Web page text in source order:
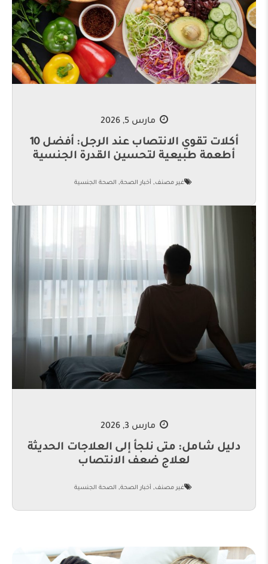
مارس 5, 2026
أكلات تقوي الانتصاب عند الرجل: أفضل 10
أطعمة طبيعية لتحسين القدرة الجنسية
غير مصنف, أخبار الصحة, الصحة الجنسية
مارس 3, 2026
دليل شامل: متى نلجأ إلى العلاجات الحديثة
لعلاج ضعف الانتصاب
غير مصنف, أخبار الصحة, الصحة الجنسية